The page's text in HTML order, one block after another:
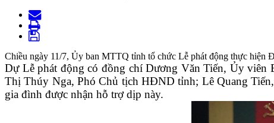
Chiều ngày 11/7, Ủy ban MTTQ tỉnh tổ chức Lễ phát động thực hiện
Dự Lễ phát động có đồng chí Dương Văn Tiến, Ủy
Thị Thúy Nga, Phó Chủ tịch HĐND tỉnh; Lê Quang
gia đình được nhận hỗ trợ dịp này.